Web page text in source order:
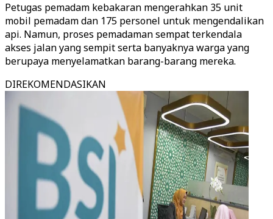
Petugas pemadam kebakaran mengerahkan 35 unit
mobil pemadam dan 175 personel untuk mengendalikan
api. Namun, proses pemadaman sempat terkendala
akses jalan yang sempit serta banyaknya warga yang
berupaya menyelamatkan barang-barang mereka.
DIREKOMENDASIKAN